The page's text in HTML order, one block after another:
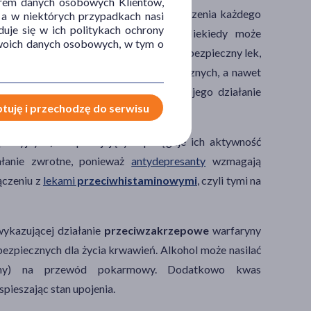
przeciwwskazane podczas leczenia każdego
substancji leczniczych.
Niekiedy może
marskości
. Dla przykładu stosunkowo bezpieczny lek,
do wystąpienia skutków ubocznych, a nawet
paracetamolu w wątrobie i osłabia jego działanie
i.
i uspokajających potęguje ich aktywność
zwrotne, ponieważantydepresanty wzmagają
z lekami przeciwhistaminowymi, czyli tymi na
działanie przeciwzakrzepowe warfaryny
dla życia krwawień. Alkohol może nasilać
na przewód pokarmowy. Dodatkowo kwas
stan upojenia.
w niektórych przypadkach nasi
się w ich politykach ochrony
danych osobowych, w tym o
i przechodzę do serwisu